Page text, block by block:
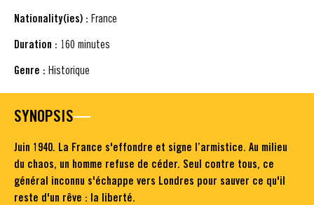
Nationality(ies) : France
Duration : 160 minutes
Genre : Historique
SYNOPSIS
Juin 1940. La France s'effondre et signe l’armistice. Au milieu
du chaos, un homme refuse de céder. Seul contre tous, ce
général inconnu s'échappe vers Londres pour sauver ce qu'il
reste d'un rêve : la liberté.